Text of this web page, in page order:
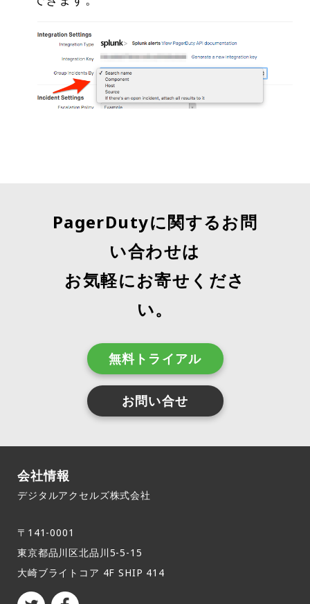
PagerDutyに関するお問
い合わせは
お気軽にお寄せくださ
い。
無料トライアル
お問い合せ
会社情報
デジタルアクセルズ株式会社
〒141-0001
東京都品川区北品川5-5-15​
大崎ブライトコア 4F SHIP 414